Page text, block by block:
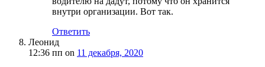
внутри организации. Вот так.
Ответить
Леонид
12:36 пп on 11 декабря, 2020